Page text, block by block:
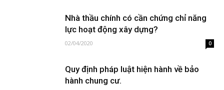
Nhà thầu chính có cần chứng chỉ năng
lực hoạt động xây dựng?
02/04/2020 0
Quy định pháp luật hiện hành về bảo
hành chung cư.